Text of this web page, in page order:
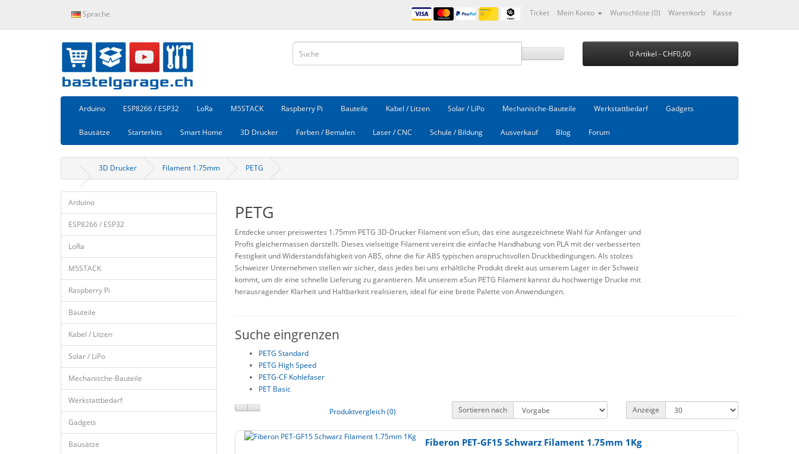
Sprache Ticket Mein Konto Wunschliste (0) Warenkorb Kasse
0 Artikel - CHF0,00
Arduino ESP8266 / ESP32 LoRa M5STACK Raspberry Pi Bauteile Kabel / Litzen Solar / LiPo Mechanische-Bauteile Werkstattbedarf Gadgets
Bausätze Starterkits Smart Home 3D Drucker Farben / Bemalen Laser / CNC Schule / Bildung Ausverkauf Blog Forum
3D Drucker Filament 1.75mm PETG
Arduino
ESP8266 / ESP32
LoRa
M5STACK
Raspberry Pi
Bauteile
Kabel / Litzen
Solar / LiPo
Mechanische-Bauteile
Werkstattbedarf
Gadgets
Bausätze
PETG
Entdecke unser preiswertes 1.75mm PETG 3D-Drucker Filament von eSun, das eine ausgezeichnete Wahl für Anfänger und
Profis gleichermassen darstellt. Dieses vielseitige Filament vereint die einfache Handhabung von PLA mit der verbesserten
Festigkeit und Widerstandsfähigkeit von ABS, ohne die für ABS typischen anspruchsvollen Druckbedingungen. Als stolzes
Schweizer Unternehmen stellen wir sicher, dass jedes bei uns erhältliche Produkt direkt aus unserem Lager in der Schweiz
kommt, um dir eine schnelle Lieferung zu garantieren. Mit unserem eSun PETG Filament kannst du hochwertige Drucke mit
herausragender Klarheit und Haltbarkeit realisieren, ideal für eine breite Palette von Anwendungen.
Suche eingrenzen
PETG Standard
PETG High Speed
PETG-CF Kohlefaser
PET Basic
Produktvergleich (0) Sortieren nach Anzeige
Fiberon PET-GF15 Schwarz Filament 1.75mm 1Kg